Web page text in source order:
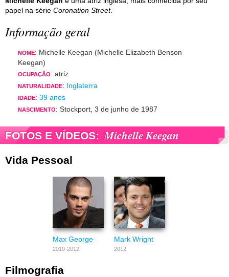
papel na série Coronation Street.
Informação geral
NOME: Michelle Keegan (Michelle Elizabeth Benson
Keegan)
OCUPAÇÃO: atriz
NATURALIDADE: Inglaterra
IDADE: 39 anos
NASCIMENTO: Stockport, 3 de junho de 1987
FOTOS E VÍDEOS: Michelle Keegan
Vida Pessoal
Max George
2010-2012
Mark Wright
2012
Filmografia